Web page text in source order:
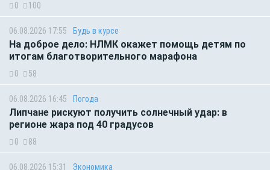
0 100
06.08.2026 17:55 Будь в курсе
На доброе дело: НЛМК окажет помощь детям по
итогам благотворительного марафона
0 58
06.08.2026 16:45 Погода
Липчане рискуют получить солнечный удар: в
регионе жара под 40 градусов
0 88
06.08.2026 15:31 Экономика